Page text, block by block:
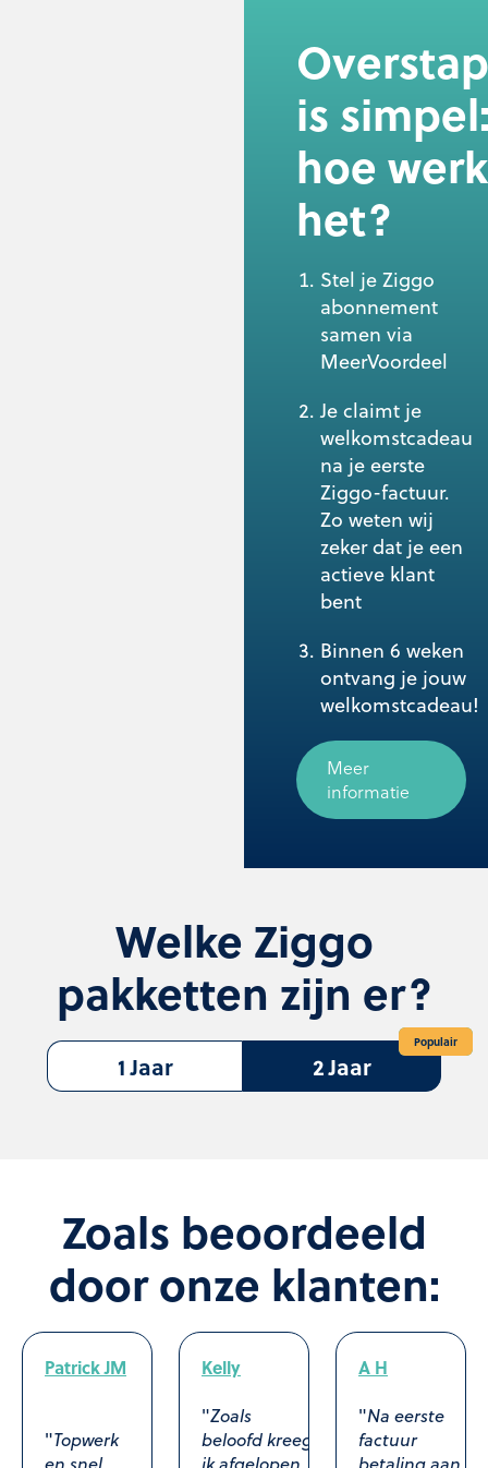
is
hoe
het?
Stel je Ziggo
abonnement
samen via
MeerVoordeel
Je claimt je
welkomstcadeau
na je eerste
Ziggo-factuur.
Zo weten wij
zeker dat je een
actieve klant
bent
Binnen 6 weken
ontvang je jouw
welkomstcadeau!
Meer
informatie
Welke Ziggo
pakketten zijn er?
1 Jaar
Populair
Populair
2 Jaar
Zoals beoordeeld
door onze klanten:
Patrick JM
"Topwerk
Kelly
"Zoals
beloofd kreeg
A H
"Na eerste
factuur